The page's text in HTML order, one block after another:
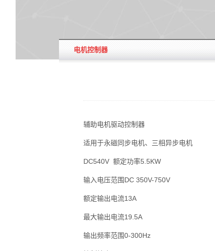
电机控制器
辅助电机驱动控制器
适用于永磁同步电机、三相异步电机
DC540V 额定功率5.5KW
输入电压范围DC 350V-750V
额定输出电流13A
最大输出电流19.5A
输出频率范围0-300Hz